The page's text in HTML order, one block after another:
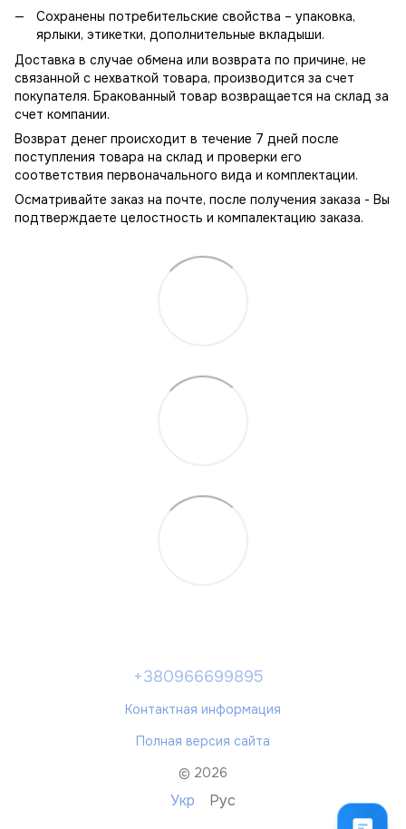
Сохранены потребительские свойства – упаковка,
ярлыки, этикетки, дополнительные вкладыши.
Доставка в случае обмена или возврата по причине, не
связанной с нехваткой товара, производится за счет
покупателя. Бракованный товар возвращается на склад за
счет компании.
Возврат денег происходит в течение 7 дней после
поступления товара на склад и проверки его
соответствия первоначального вида и комплектации.
Осматривайте заказ на почте, после получения заказа - Вы
подтверждаете целостность и компалектацию заказа.
+380966699895
Контактная информация
Полная версия сайта
© 2026
Укр Рус